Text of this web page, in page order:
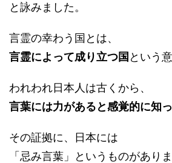
と詠みました。
言霊の幸わう国とは、
言霊によって成り立つ国 という
われわれ日本人は古くから、
言葉には力があると感覚的に知
その証拠に、日本には
「忌み言葉」というものがありま